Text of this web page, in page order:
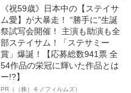
《祝59歳》日本中の【ステイサ
ム愛】が大暴走！ “勝手に”生誕
祭試写会開催！ 主演も助演も全
部ステイサム！「ステサミー
賞」爆誕！【応募総数941票 全
54作品の栄冠に輝いた作品とは
ー!?】
PR（（株）キノフィルムズ）